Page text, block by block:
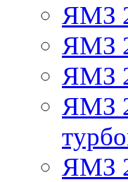
ЯМЗ
ЯМЗ
ЯМЗ
ЯМЗ
ЯМЗ